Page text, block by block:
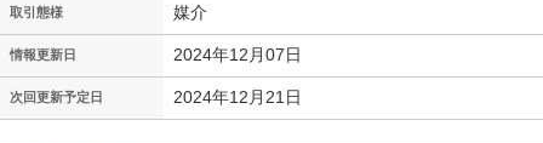
取引態様 媒介
情報更新日 2024年12月07日
次回更新予定日 2024年12月21日